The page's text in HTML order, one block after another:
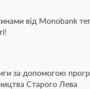
від Monobank
за допомогою
Старого Лева